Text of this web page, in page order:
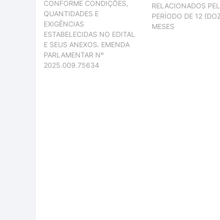
CONFORME CONDIÇÕES,
QUANTIDADES E
EXIGÊNCIAS
ESTABELECIDAS NO EDITAL
E SEUS ANEXOS. EMENDA
PARLAMENTAR Nº
2025.009.75634
RELACIONADOS
PERÍODO DE 12
MESES